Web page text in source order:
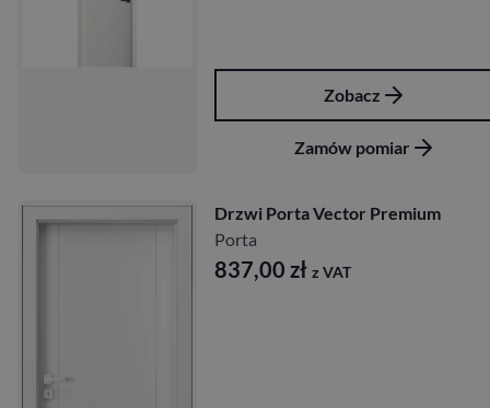
Zobacz
Zamów pomiar
Drzwi Porta Vector Premium
Porta
837,00 zł z VAT